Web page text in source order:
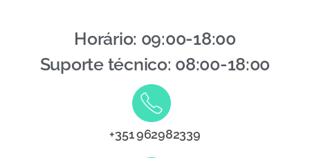
Horário: 09:00-18:00
Suporte técnico: 08:00-18:00
+351 962982339